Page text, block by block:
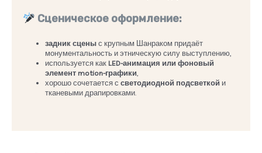
Сценическое оформление:
задник сцены с крупным Шанраком придаёт
монументальность и этническую силу выступлению,
используется как LED-анимация или фоновый
элемент motion-графики
хорошо сочетается ссветодиодной подсветкой и
тканевыми драпировками.